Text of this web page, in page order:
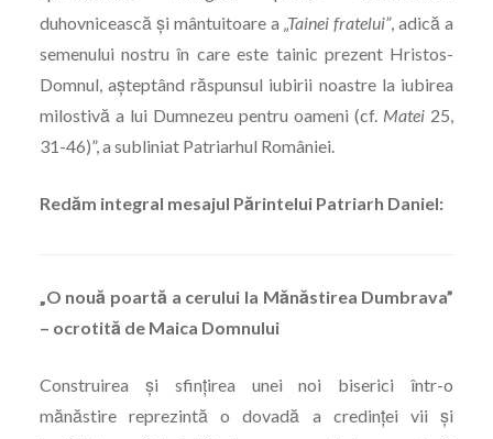
duhovnicească şi mântuitoare a„Tainei fratelui”, adică a
semenului nostru în care este tainic prezent Hristos-
Domnul, așteptând răspunsul iubirii noastre la iubirea
milostivă a lui Dumnezeu pentru oameni (cf. Matei 25,
31-46)”, a subliniat Patriarhul României.
Redăm integral mesajul Părintelui Patriarh Daniel:
„O nouă poartă a cerului la Mănăstirea Dumbrava”
– ocrotită de Maica Domnului
Construirea şi sfințirea unei noi biserici într-o
mănăstire reprezintă o dovadă a credinței vii şi